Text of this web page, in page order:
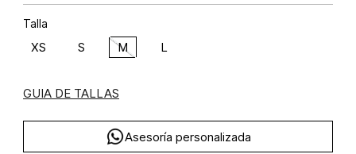
Talla
XS S M L
GUIA DE TALLAS
Asesoría personalizada